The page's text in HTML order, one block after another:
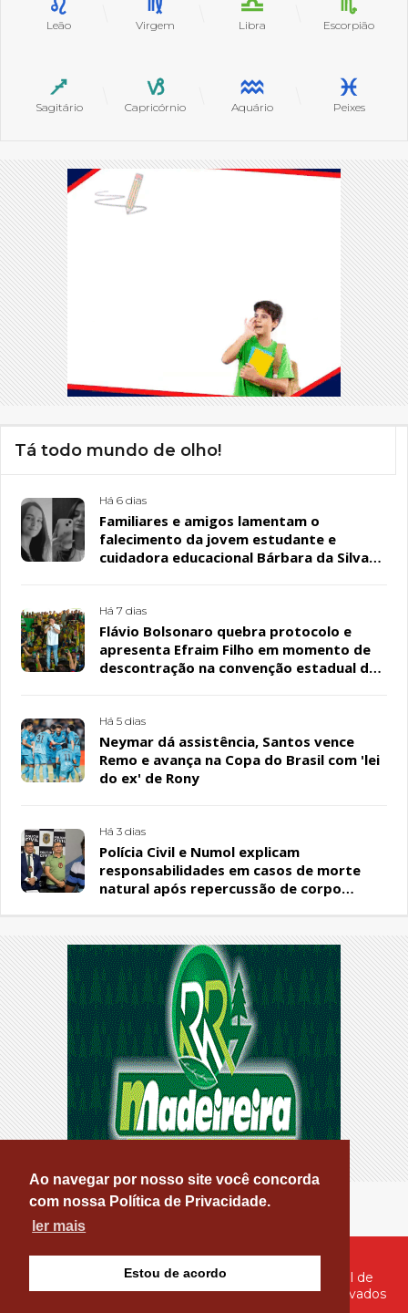
Ao navegar por nosso site você concorda
com nossa Política de Privacidade.
ler mais
Estou de acordo
Leão Virgem Libra Escorpião
Sagitário Capricórnio Aquário Peixes
Tá todo mundo de olho!
Há 6 dias
Familiares e amigos lamentam o
falecimento da jovem estudante e
cuidadora educacional Bárbara da Silva
Há 7 dias
Flávio Bolsonaro quebra protocolo e
apresenta Efraim Filho em momento de
descontração na convenção estadual do
Há 5 dias
Neymar dá assistência, Santos vence
Remo e avança na Copa do Brasil com 'lei
do ex' de Rony
Há 3 dias
Polícia Civil e Numol explicam
responsabilidades em casos de morte
natural após repercussão de corpo
© Copyright 2026 - PATOS ONLINE - O seu Portal de
Notícias de Patos e Região - Todos os direitos reservados